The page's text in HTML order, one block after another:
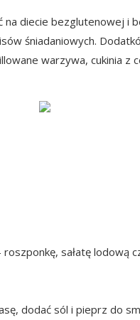
diecie bezglutenowej i
śniadaniowych.
warzywa, cukinia
sałatę lodową
dodać sól i pieprz do